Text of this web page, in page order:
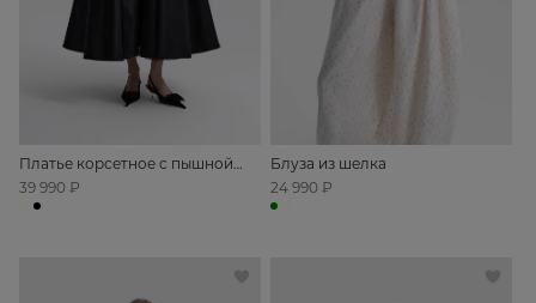
Платье корсетное с пышной
юбкой
39 990 ₽
Блуза из шелка
24 990 ₽